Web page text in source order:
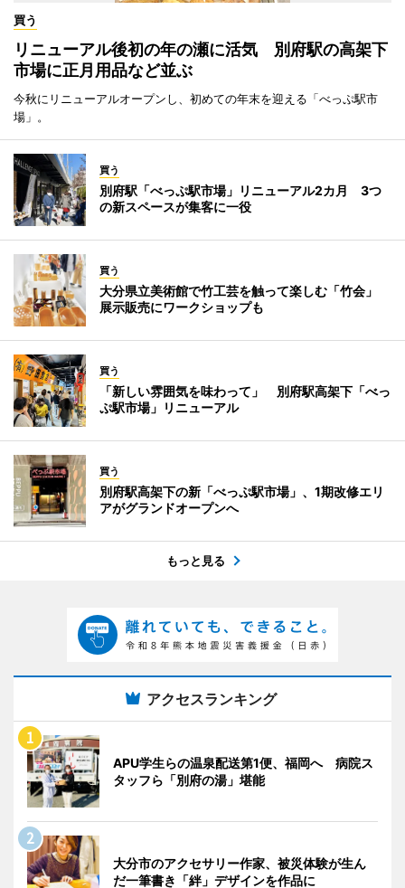
買う
リニューアル後初の年の瀬に活気 別府駅の高架下
市場に正月用品など並ぶ
今秋にリニューアルオープンし、初めての年末を迎える「べっぷ駅市
場」。
買う
別府駅「べっぷ駅市場」リニューアル2カ月 3つ
の新スペースが集客に一役
買う
大分県立美術館で竹工芸を触って楽しむ「竹会」
展示販売にワークショップも
買う
「新しい雰囲気を味わって」 別府駅高架下「べっ
ぷ駅市場」リニューアル
買う
別府駅高架下の新「べっぷ駅市場」、1期改修エリ
アがグランドオープンへ
もっと見る
アクセスランキング
APU学生らの温泉配送第1便、福岡へ 病院ス
タッフら「別府の湯」堪能
大分市のアクセサリー作家、被災体験が生ん
だ一筆書き「絆」デザインを作品に